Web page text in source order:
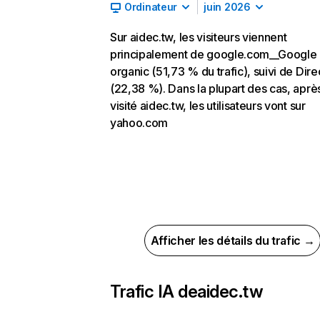
Ordinateur juin 2026
Sur aidec.tw, les visiteurs viennent
principalement de google.com__Google
organic (51,73 % du trafic), suivi de
(22,38 %). Dans la plupart des cas,
visité aidec.tw, les utilisateurs vont sur
yahoo.com
Afficher les détails du trafic →
Trafic IA deaidec.tw